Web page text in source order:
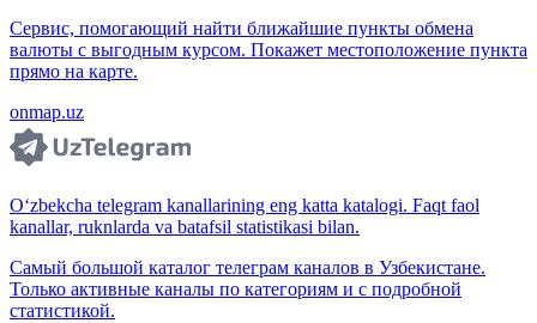
Сервис, помогающий найти ближайшие пункты обмена
валюты с выгодным курсом. Покажет местоположение пункта
прямо на карте.
onmap.uz
O‘zbekcha telegram kanallarining eng katta katalogi. Faqt faol
kanallar, ruknlarda va batafsil statistikasi bilan.
Самый большой каталог телеграм каналов в Узбекистане.
Только активные каналы по категориям и с подробной
статистикой.